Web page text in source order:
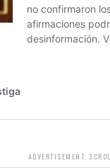
ADVERTISEMENT.